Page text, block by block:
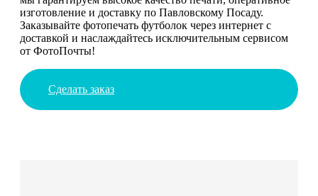
изготовление и доставку по Павловскому Посаду.
Заказывайте фотопечать футболок через интернет с
доставкой и наслаждайтесь исключительным сервисом
от ФотоПочты!
Сделать заказ